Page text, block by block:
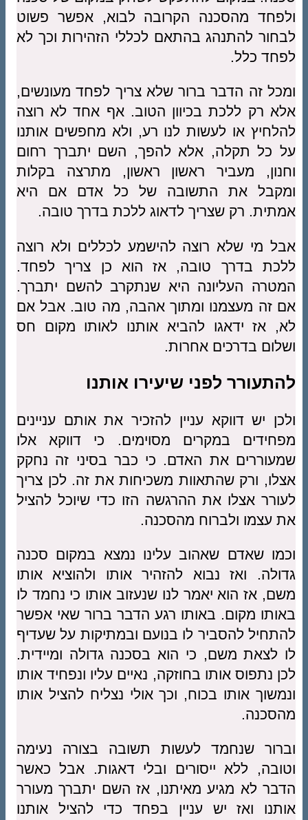
ולפחד מהסכנה הקרובה לבוא, אפשר פשוט
לבחור להתנהג בהתאם לכללי הזהירות וכך לא
לפחד כלל.
ומכל זה הדבר ברור שלא צריך לפחד מעונשים,
אלא רק ללכת בכיוון הטוב. אף אחד לא רוצה
להלחיץ או לעשות לנו רע, ולא מחפשים אותנו
על כל תקלה, אלא להפך, השם יתברך רחום
וחנון, מעביר ראשון ראשון, מתרצה בקלות
ומקבל את התשובה של כל אדם אם היא
אמתית. רק שצריך לדאוג ללכת בדרך טובה.
אבל מי שלא רוצה להישמע לכללים ולא רוצה
ללכת בדרך טובה, אז הוא כן צריך לפחד.
המטרה העליונה היא שנתקרב להשם יתברך.
אם זה מעצמנו ומתוך אהבה, מה טוב. אבל אם
לא, אז ידאגו להביא אותנו לאותו מקום חס
ושלום בדרכים אחרות.
להתעורר לפני שיעירו אותנו
ולכן יש דווקא עניין להזכיר את אותם עניינים
מפחידים במקרים מסוימים. כי דווקא אלו
שמעוררים את האדם. כי כבר בסיני זה נחקק
אצלו, ורק שהתאוות משכיחות את זה. לכן צריך
לעורר אצלו את ההרגשה הזו כדי שיוכל להציל
את עצמו ולברוח מהסכנה.
וכמו שאדם שאהוב עלינו נמצא במקום סכנה
גדולה. ואז נבוא להזהיר אותו ולהוציא אותו
משם, אז הוא יאמר לנו שנעזוב אותו כי נחמד לו
באותו מקום. באותו רגע הדבר ברור שאי אפשר
להתחיל להסביר לו בנועם ובמתיקות על שעדיף
לו לצאת משם, כי הוא בסכנה גדולה ומיידית.
לכן נתפוס אותו בחוזקה, נאיים עליו ונפחיד אותו
ונמשוך אותו בכוח, וכך אולי נצליח להציל אותו
מהסכנה.
וברור שנחמד לעשות תשובה בצורה נעימה
וטובה, ללא ייסורים ובלי דאגות. אבל כאשר
הדבר לא מגיע מאיתנו, אז השם יתברך מעורר
אותנו ואז יש עניין בפחד כדי להציל אותנו